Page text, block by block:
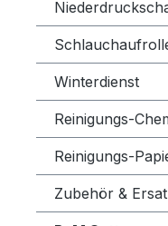
Winterdienst
Reinigungs-
Reinigungs-
Zubehör &